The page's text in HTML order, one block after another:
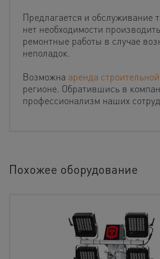
Предлагается и обслуживание
нет необходимости
ремонтные работы в случае
неполадок.
Возможна аренда
регионе. Обратившись в
профессионализм наших
Похожее оборудование